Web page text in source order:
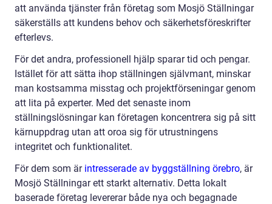
att använda tjänster från företag som Mosjö Ställningar
säkerställs att kundens behov och säkerhetsföreskrifter
efterlevs.
För det andra, professionell hjälp sparar tid och pengar.
Istället för att sätta ihop ställningen självmant, minskar
man kostsamma misstag och projektförseningar genom
att lita på experter. Med det senaste inom
ställningslösningar kan företagen koncentrera sig på sitt
kärnuppdrag utan att oroa sig för utrustningens
integritet och funktionalitet.
För dem som är intresserade av byggställning örebro, är
Mosjö Ställningar ett starkt alternativ. Detta lokalt
baserade företag levererar både nya och begagnade